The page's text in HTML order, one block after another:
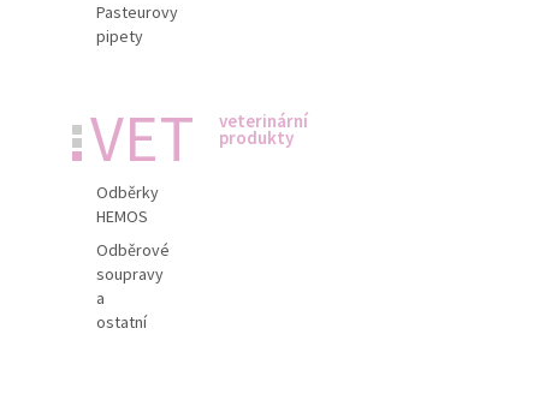
Pasteurovy
pipety
VET veterinární
produkty
Odběrky
HEMOS
Odběrové
soupravy
a
ostatní